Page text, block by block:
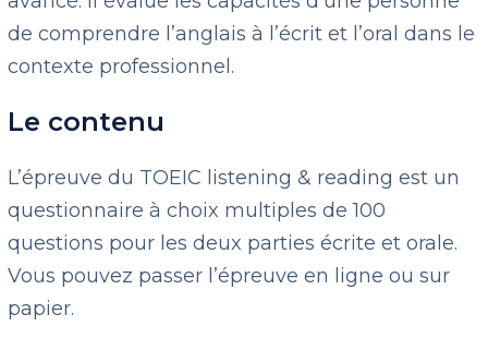
de comprendre l’anglais à l’écrit et l’oral dans le
contexte professionnel.
Le contenu
L’épreuve du TOEIC listening & reading est un
questionnaire à choix multiples de 100
questions pour les deux parties écrite et orale.
Vous pouvez passer l’épreuve en ligne ou sur
papier.